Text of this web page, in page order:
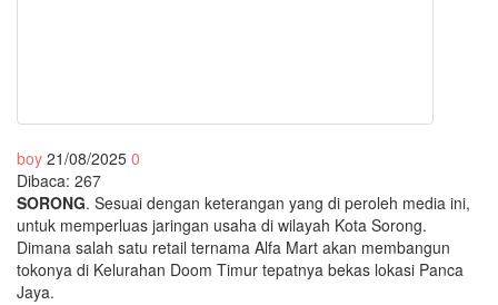
boy 21/08/2025 0
Dibaca: 267
SORONG. Sesuai dengan keterangan yang di peroleh media ini,
untuk memperluas jaringan usaha di wilayah Kota Sorong.
Dimana salah satu retail ternama Alfa Mart akan membangun
tokonya di Kelurahan Doom Timur tepatnya bekas lokasi Panca
Jaya.